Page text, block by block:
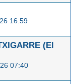
16:59
(El
07:40